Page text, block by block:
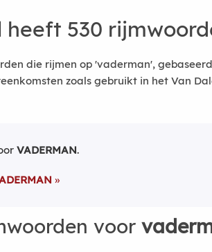
heeft 530
die rijmen op 'vaderman',
zoals gebruikt in het Van
VADERMAN.
voor